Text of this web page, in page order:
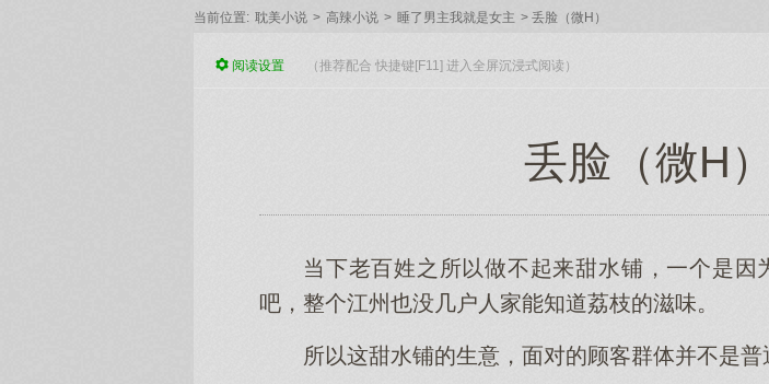
当前位置: 耽美小说 > 高辣小说 > 睡了男主我就是女主 > 丢脸（微H）
阅读设置 （推荐配合 快捷键[F11] 进入全屏沉浸式阅读）
丢脸（微H
当下老百姓之所以做不起来甜水铺，一个是
吧，整个江州也没几户人家能知道荔枝的滋味。
所以这甜水铺的生意，面对的顾客群体并不是